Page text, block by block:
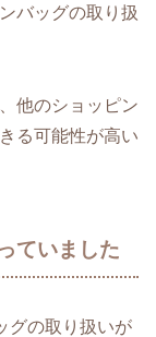
バッグの取り扱
他のショッピン
る可能性が高い
ていました
グの取り扱いが